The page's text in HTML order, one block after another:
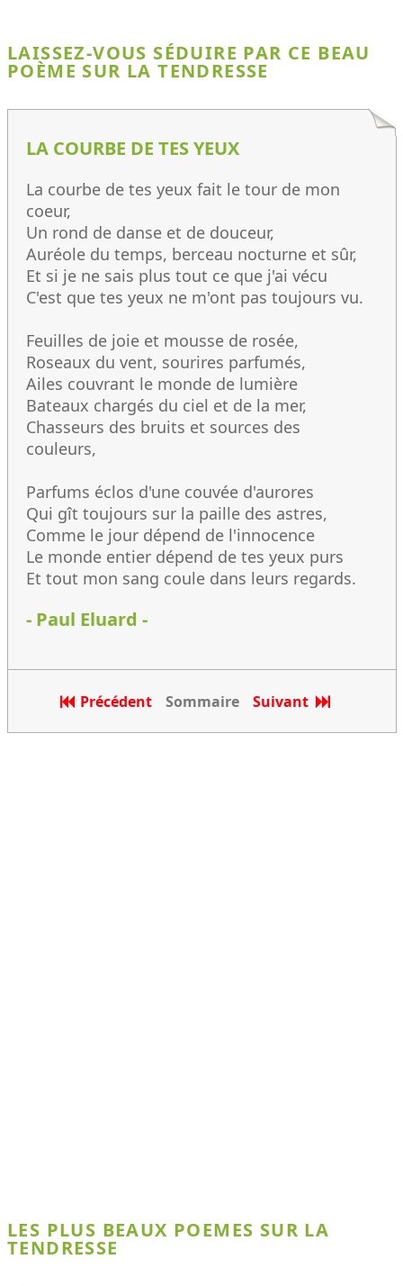
LAISSEZ-VOUS SÉDUIRE PAR CE BEAU
POÈME SUR LA TENDRESSE
LA COURBE DE TES YEUX
La courbe de tes yeux fait le tour de mon
coeur,
Un rond de danse et de douceur,
Auréole du temps, berceau nocturne et sûr,
Et si je ne sais plus tout ce que j'ai vécu
C'est que tes yeux ne m'ont pas toujours vu.
Feuilles de joie et mousse de rosée,
Roseaux du vent, sourires parfumés,
Ailes couvrant le monde de lumière
Bateaux chargés du ciel et de la mer,
Chasseurs des bruits et sources des
couleurs,
Parfums éclos d'une couvée d'aurores
Qui gît toujours sur la paille des astres,
Comme le jour dépend de l'innocence
Le monde entier dépend de tes yeux purs
Et tout mon sang coule dans leurs regards.
- Paul Eluard -
Précédent Sommaire Suivant
LES PLUS BEAUX POEMES SUR LA
TENDRESSE